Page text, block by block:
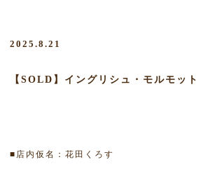
2025.8.21
【SOLD】イングリシュ・モルモット
■店内仮名：花田くろす